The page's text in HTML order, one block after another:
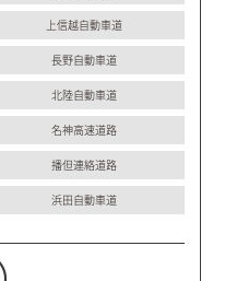
上信越自動車道
長野自動車道
北陸自動車道
名神高速道路
播但連絡道路
浜田自動車道